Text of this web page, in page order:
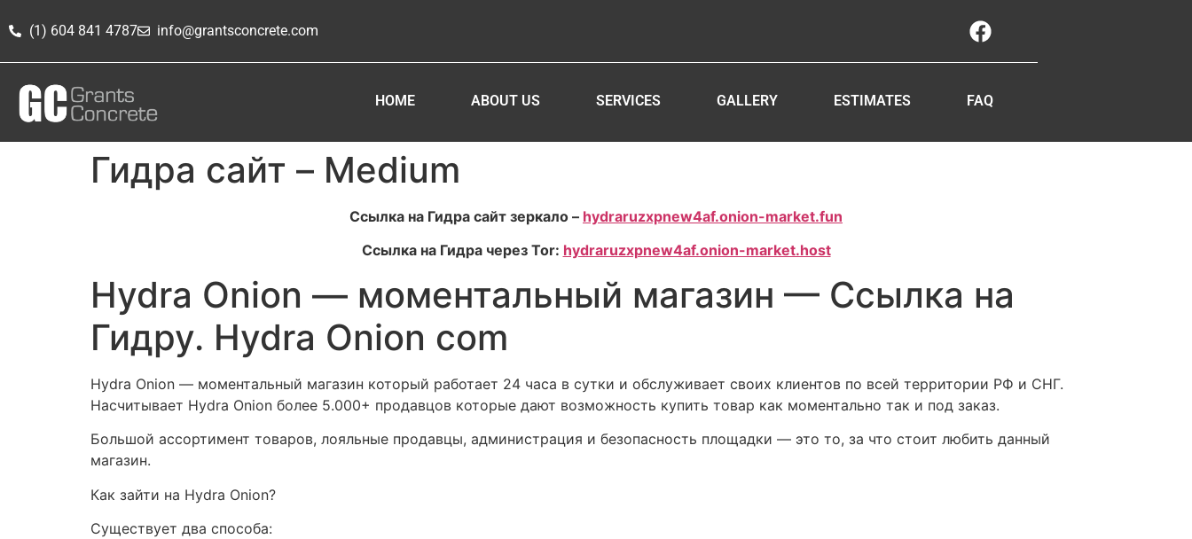
(1) 604 841 4787 info@grantsconcrete.com
HOME ABOUT US SERVICES GALLERY ESTIMATES FAQ
Гидра сайт – Medium
Ссылка на Гидра сайт зеркало – hydraruzxpnew4af.onion-market.fun
Ссылка на Гидра через Tor: hydraruzxpnew4af.onion-market.host
Hydra Onion — моментальный магазин — Ссылка на
Гидру. Hydra Onion com
Hydra Onion — моментальный магазин который работает 24 часа в сутки и обслуживает своих клиентов по всей территории РФ и СНГ.
Насчитывает Hydra Onion более 5.000+ продавцов которые дают возможность купить товар как моментально так и под заказ.
Большой ассортимент товаров, лояльные продавцы, администрация и безопасность площадки — это то, за что стоит любить данный
магазин.
Как зайти на Hydra Onion?
Существует два способа: